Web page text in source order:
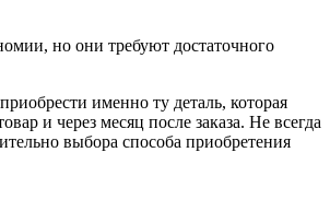
но они требуют достаточного
именно ту деталь, которая
и через месяц после заказа. Не всегда
выбора способа приобретения